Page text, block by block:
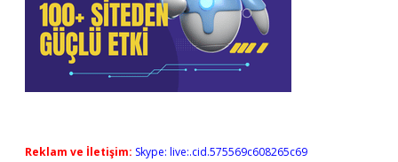
Reklam ve İletişim: Skype: live:.cid.575569c608265c69